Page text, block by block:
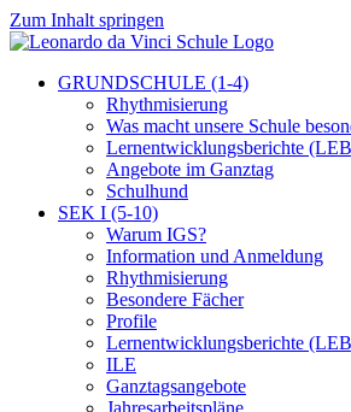
Zum Inhalt springen
GRUNDSCHULE (1-4)
Rhythmisierung
Was macht unsere Schule
Lernentwicklungsberichte
Angebote im Ganztag
Schulhund
SEK I (5-10)
Warum IGS?
Information und Anmeldung
Rhythmisierung
Besondere Fächer
Profile
Lernentwicklungsberichte
ILE
Ganztagsangebote
Jahresarbeitspläne